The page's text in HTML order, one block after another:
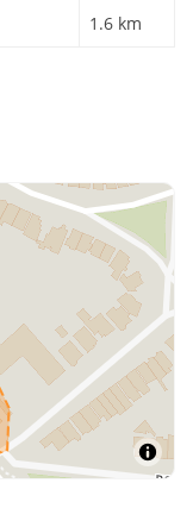
1.6 km